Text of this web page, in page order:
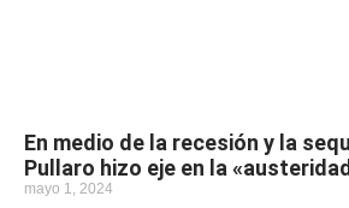
En medio de la recesión y la
Pullaro hizo eje en la
mayo 1, 2024